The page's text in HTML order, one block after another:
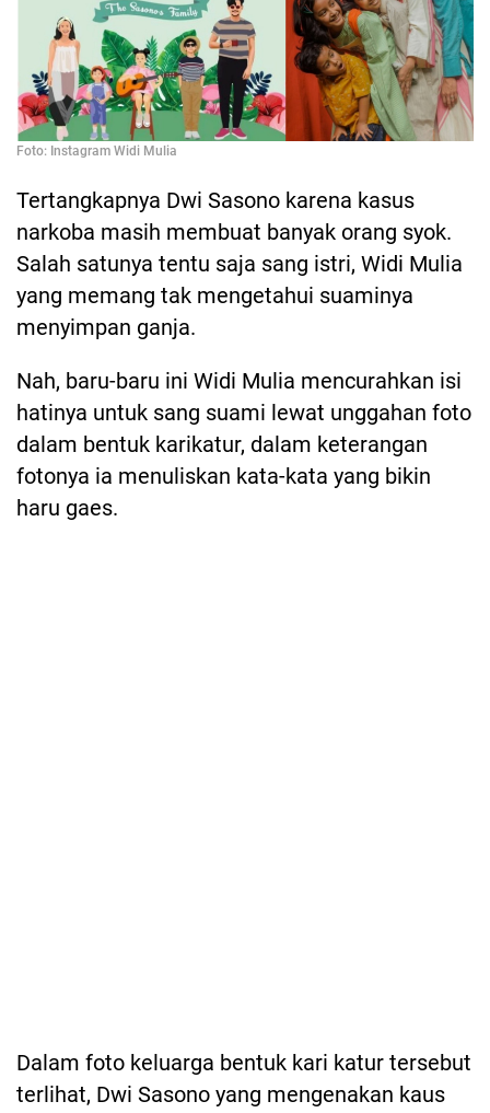
Foto: Instagram Widi Mulia
Tertangkapnya Dwi Sasono karena kasus
narkoba masih membuat banyak orang syok.
Salah satunya tentu saja sang istri, Widi Mulia
yang memang tak mengetahui suaminya
menyimpan ganja.
Nah, baru-baru ini Widi Mulia mencurahkan isi
hatinya untuk sang suami lewat unggahan foto
dalam bentuk karikatur, dalam keterangan
fotonya ia menuliskan kata-kata yang bikin
haru gaes.
Dalam foto keluarga bentuk kari katur tersebut
terlihat, Dwi Sasono yang mengenakan kaus